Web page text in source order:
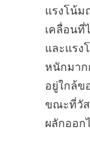
แรงโน้ม
เคลื่อนที่
และแรง
หนักมาก
อยู่ใกล้ข
ขณะที่วัส
ผลักออก